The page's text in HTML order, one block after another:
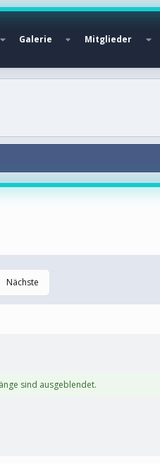
Galerie Mitglieder
Nächste
sind ausgeblendet.